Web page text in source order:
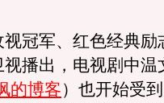
军、红色经典励
播出，电视剧中温
的博客）也开始受